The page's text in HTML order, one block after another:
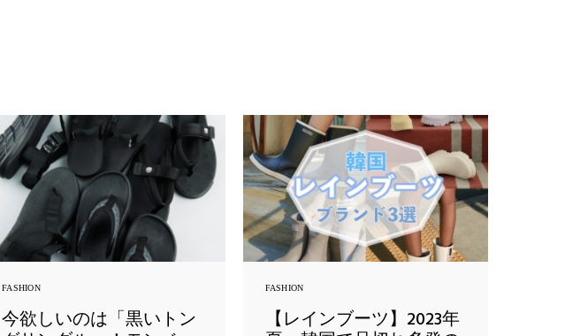
FASHION
今欲しいのは「黒いトン
FASHION
【レインブーツ】2023年